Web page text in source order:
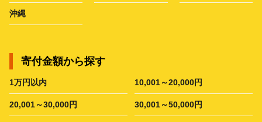
沖縄
寄付金額から探す
1万円以内 10,001～20,000円
20,001～30,000円 30,001～50,000円